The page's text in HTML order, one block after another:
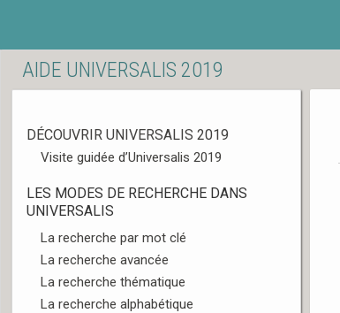
AIDE UNIVERSALIS 2019
DÉCOUVRIR UNIVERSALIS 2019
Visite guidée d’Universalis 2019
LES MODES DE RECHERCHE DANS
UNIVERSALIS
La recherche par mot clé
La recherche avancée
La recherche thématique
La recherche alphabétique